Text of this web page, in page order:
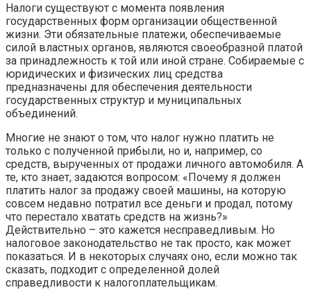
Налоги существуют с момента появления
государственных форм организации общественной
жизни. Эти обязательные платежи, обеспечиваемые
силой властных органов, являются своеобразной платой
за принадлежность к той или иной стране. Собираемые с
юридических и физических лиц средства
предназначены для обеспечения деятельности
государственных структур и муниципальных
объединений.
Многие не знают о том, что налог нужно платить не
только с полученной прибыли, но и, например, со
средств, вырученных от продажи личного автомобиля. А
те, кто знает, задаются вопросом: «Почему я должен
платить налог за продажу своей машины, на которую
совсем недавно потратил все деньги и продал, потому
что перестало хватать средств на жизнь?»
Действительно – это кажется несправедливым. Но
налоговое законодательство не так просто, как может
показаться. И в некоторых случаях оно, если можно так
сказать, подходит с определенной долей
справедливости к налогоплательщикам.